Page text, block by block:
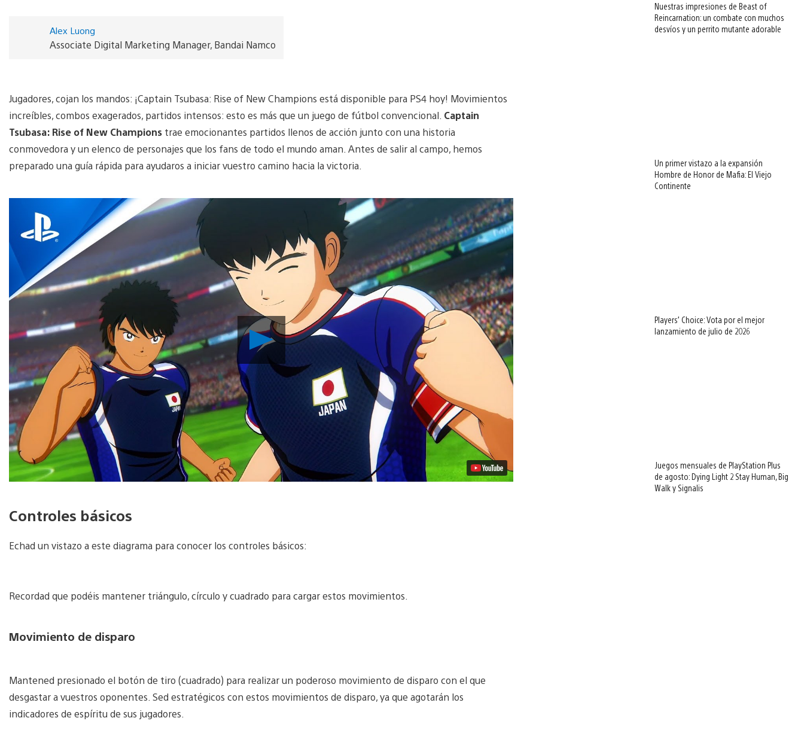
Alex Luong
Associate Digital Marketing Manager, Bandai Namco
Jugadores, cojan los mandos: ¡Captain Tsubasa: Rise of New Champions está disponible para PS4 hoy! Movimientos
increíbles, combos exagerados, partidos intensos: esto es más que un juego de fútbol convencional. Captain
Tsubasa: Rise of New Champions trae emocionantes partidos llenos de acción junto con una historia
conmovedora y un elenco de personajes que los fans de todo el mundo aman. Antes de salir al campo, hemos
preparado una guía rápida para ayudaros a iniciar vuestro camino hacia la victoria.
Reproducir
vídeo
Controles básicos
Echad un vistazo a este diagrama para conocer los controles básicos:
Recordad que podéis mantener triángulo, círculo y cuadrado para cargar estos movimientos.
Movimiento de disparo
Mantened presionado el botón de tiro (cuadrado) para realizar un poderoso movimiento de disparo con el que
desgastar a vuestros oponentes. Sed estratégicos con estos movimientos de disparo, ya que agotarán los
indicadores de espíritu de sus jugadores.
Nuestras impresiones de Beast of
Reincarnation: un combate con muchos
desvíos y un perrito mutante adorable
Un primer vistazo a la expansión
Hombre de Honor de Mafia: El Viejo
Continente
Players’ Choice: Vota por el mejor
lanzamiento de julio de 2026
Juegos mensuales de PlayStation Plus
de agosto: Dying Light 2 Stay Human, Big
Walk y Signalis